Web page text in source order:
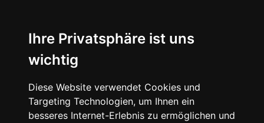
Ihre Privatsphäre ist uns
wichtig
Diese Website verwendet Cookies und
Targeting Technologien, um Ihnen ein
besseres Internet-Erlebnis zu ermöglichen und